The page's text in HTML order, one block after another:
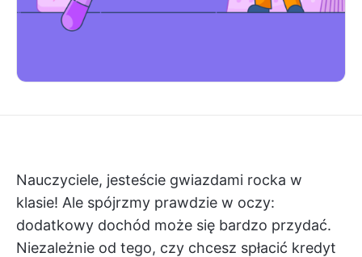
Nauczyciele, jesteście gwiazdami rocka w
klasie! Ale spójrzmy prawdzie w oczy:
dodatkowy dochód może się bardzo przydać.
Niezależnie od tego, czy chcesz spłacić kredyt